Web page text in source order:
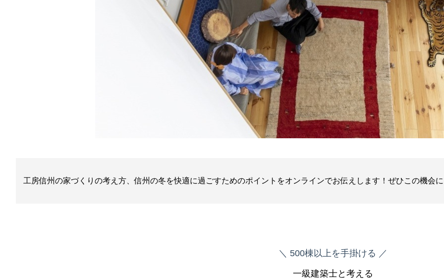
工房信州の家づくりの考え方、信州の冬を快適に過ごすためのポイントをオンラインでお伝えします！ぜひこの機会
＼ 500棟以上を手掛ける ／
一級建築士と考える